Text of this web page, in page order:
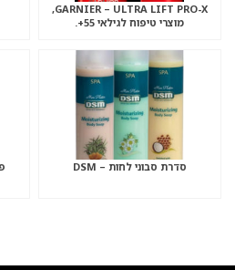
GARNIER – ULTRA LIFT PRO-X,
מוצרי טיפוח לגילאי 55+.
סדרת סבוני לחות – DSM